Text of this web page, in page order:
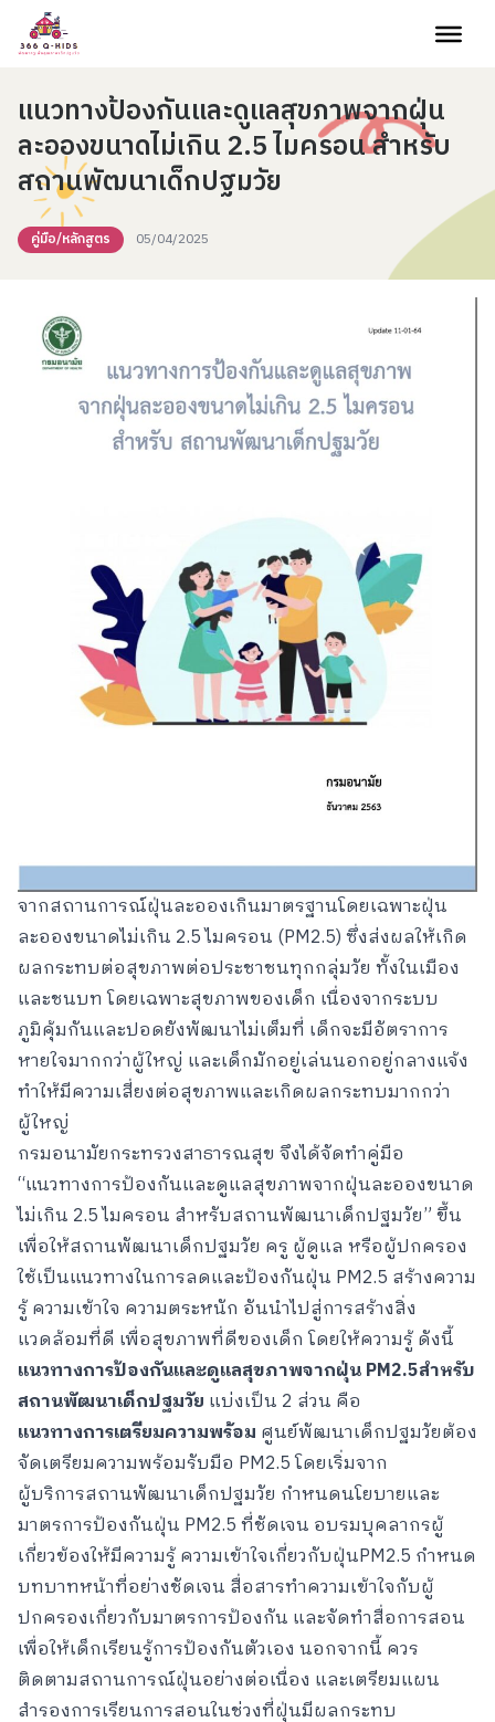
Skip to content
แนวทางป้องกันและดูแลสุขภาพจากฝุ่น
ละอองขนาดไม่เกิน 2.5 ไมครอน สำหรับ
สถานพัฒนาเด็กปฐมวัย
คู่มือ/หลักสูตร 05/04/2025
จากสถานการณ์ฝุ่นละอองเกินมาตรฐานโดยเฉพาะฝุ่น
ละอองขนาดไม่เกิน 2.5 ไมครอน (PM2.5) ซึ่งส่งผลให้เกิด
ผลกระทบต่อสุขภาพต่อประชาชนทุกกลุ่มวัย ทั้งในเมือง
และชนบท โดยเฉพาะสุขภาพของเด็ก เนื่องจากระบบ
ภูมิคุ้มกันและปอดยังพัฒนาไม่เต็มที่ เด็กจะมีอัตราการ
หายใจมากกว่าผู้ใหญ่ และเด็กมักอยู่เล่นนอกอยู่กลางแจ้ง
ทำให้มีความเสี่ยงต่อสุขภาพและเกิดผลกระทบมากกว่า
ผู้ใหญ่
กรมอนามัยกระทรวงสาธารณสุข จึงได้จัดทำคู่มือ
“แนวทางการป้องกันและดูแลสุขภาพจากฝุ่นละอองขนาด
ไม่เกิน 2.5 ไมครอน สำหรับสถานพัฒนาเด็กปฐมวัย” ขึ้น
เพื่อให้สถานพัฒนาเด็กปฐมวัย ครู ผู้ดูแล หรือผู้ปกครอง
ใช้เป็นแนวทางในการลดและป้องกันฝุ่น PM2.5 สร้างความ
รู้ ความเข้าใจ ความตระหนัก อันนำไปสู่การสร้างสิ่ง
แวดล้อมที่ดี เพื่อสุขภาพที่ดีของเด็ก โดยให้ความรู้ ดังนี้
แนวทางการป้องกันและดูแลสุขภาพจากฝุ่นPM2.5สำหรับ
สถานพัฒนาเด็กปฐมวัย แบ่งเป็น 2 ส่วน คือ
แนวทางการเตรียมความพร้อม ศูนย์พัฒนาเด็กปฐมวัยต้อง
จัดเตรียมความพร้อมรับมือ PM2.5 โดยเริ่มจาก
ผู้บริการสถานพัฒนาเด็กปฐมวัย กำหนดนโยบายและ
มาตรการป้องกันฝุ่น PM2.5 ที่ชัดเจน อบรมบุคลากรผู้
เกี่ยวข้องให้มีความรู้ ความเข้าใจเกี่ยวกับฝุ่นPM2.5 กำหนด
บทบาทหน้าที่อย่างชัดเจน สื่อสารทำความเข้าใจกับผู้
ปกครองเกี่ยวกับมาตรการป้องกัน และจัดทำสื่อการสอน
เพื่อให้เด็กเรียนรู้การป้องกันตัวเอง นอกจากนี้ ควร
ติดตามสถานการณ์ฝุ่นอย่างต่อเนื่อง และเตรียมแผน
สำรองการเรียนการสอนในช่วงที่ฝุ่นมีผลกระทบ